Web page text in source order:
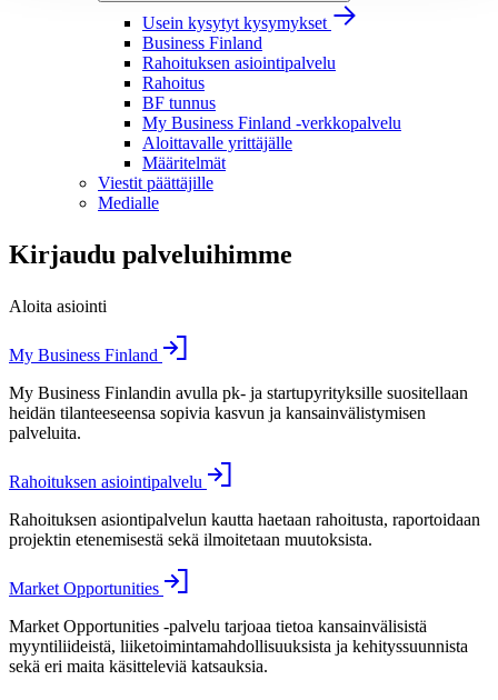
Usein kysytyt kysymykset
Business Finland
Rahoituksen asiointipalvelu
Rahoitus
BF tunnus
My Business Finland -verkkopalvelu
Aloittavalle yrittäjälle
Määritelmät
Viestit päättäjille
Medialle
Kirjaudu palveluihimme
Aloita asiointi
My Business Finland
My Business Finlandin avulla pk- ja startupyrityksille suositellaan
heidän tilanteeseensa sopivia kasvun ja kansainvälistymisen
palveluita.
Rahoituksen asiointipalvelu
Rahoituksen asiontipalvelun kautta haetaan rahoitusta, raportoidaan
projektin etenemisestä sekä ilmoitetaan muutoksista.
Market Opportunities
Market Opportunities -palvelu tarjoaa tietoa kansainvälisistä
myyntiliideistä, liiketoimintamahdollisuuksista ja kehityssuunnista
sekä eri maita käsitteleviä katsauksia.